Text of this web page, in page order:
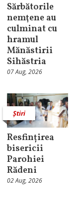
Sărbătorile
nemţene au
culminat cu
hramul
Mănăstirii
Sihăstria
07 Aug, 2026
Știri
Resfințirea
bisericii
Parohiei
Rădeni
02 Aug, 2026